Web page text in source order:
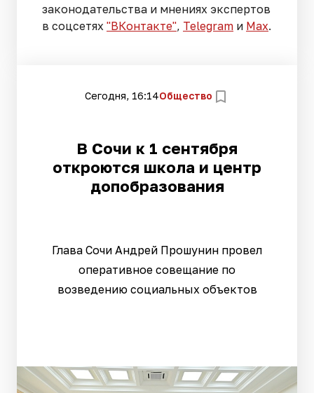
законодательства и мнениях экспертов
в соцсетях "ВКонтакте", Telegram и Max.
Сегодня, 16:14Общество
В Сочи к 1 сентября
откроются школа и центр
допобразования
Глава Сочи Андрей Прошунин провел
оперативное совещание по
возведению социальных объектов